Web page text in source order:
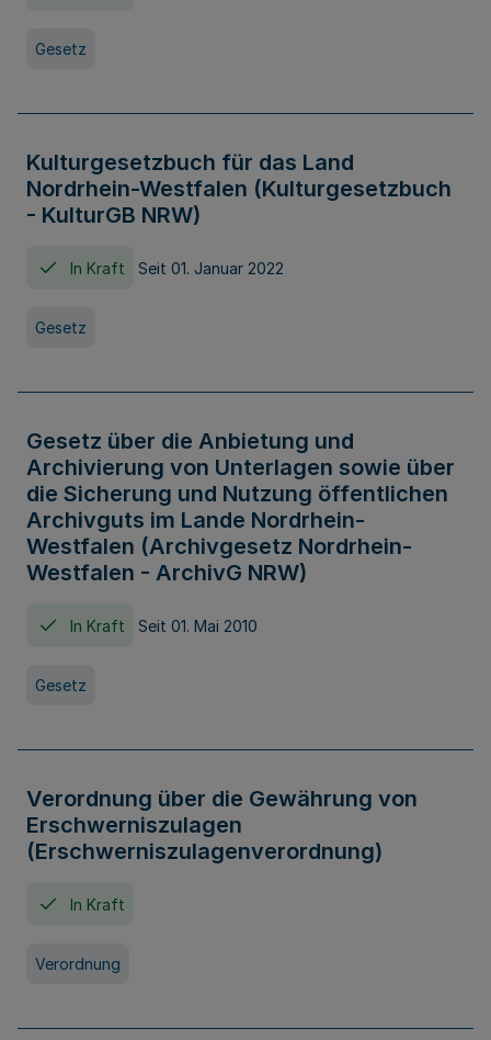
Gesetz
Kulturgesetzbuch für das Land
Nordrhein-Westfalen (Kulturgesetzbuch
- KulturGB NRW)
In Kraft Seit 01. Januar 2022
Gesetz
Gesetz über die Anbietung und
Archivierung von Unterlagen sowie über
die Sicherung und Nutzung öffentlichen
Archivguts im Lande Nordrhein-
Westfalen (Archivgesetz Nordrhein-
Westfalen - ArchivG NRW)
In Kraft Seit 01. Mai 2010
Gesetz
Verordnung über die Gewährung von
Erschwerniszulagen
(Erschwerniszulagenverordnung)
In Kraft
Verordnung